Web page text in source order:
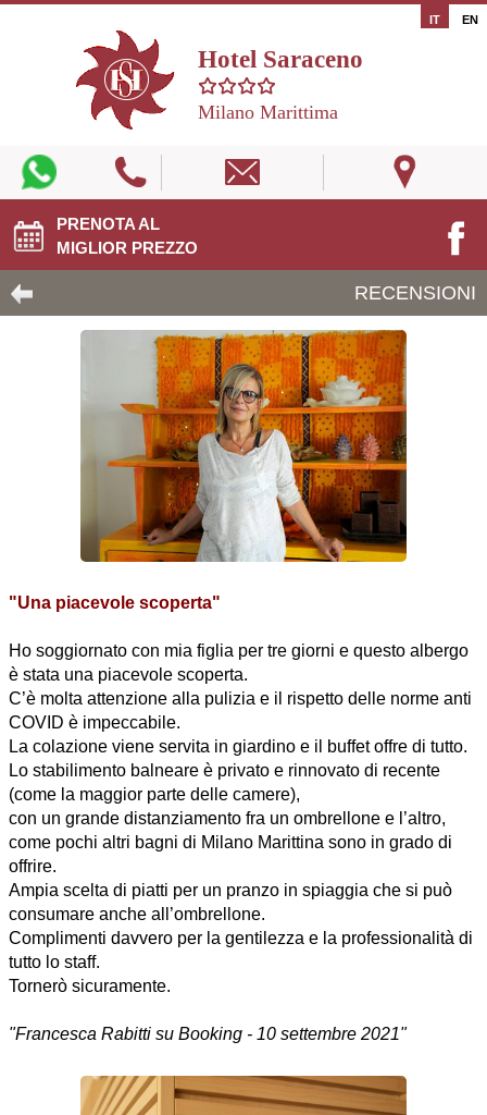
IT EN
Hotel Saraceno
Milano Marittima
PRENOTA AL
MIGLIOR PREZZO
RECENSIONI
"Una piacevole scoperta"
Ho soggiornato con mia figlia per tre giorni e questo albergo
è stata una piacevole scoperta.
C’è molta attenzione alla pulizia e il rispetto delle norme anti
COVID è impeccabile.
La colazione viene servita in giardino e il buffet offre di tutto.
Lo stabilimento balneare è privato e rinnovato di recente
(come la maggior parte delle camere),
con un grande distanziamento fra un ombrellone e l’altro,
come pochi altri bagni di Milano Marittina sono in grado di
offrire.
Ampia scelta di piatti per un pranzo in spiaggia che si può
consumare anche all’ombrellone.
Complimenti davvero per la gentilezza e la professionalità di
tutto lo staff.
Tornerò sicuramente.
"Francesca Rabitti su Booking - 10 settembre 2021"